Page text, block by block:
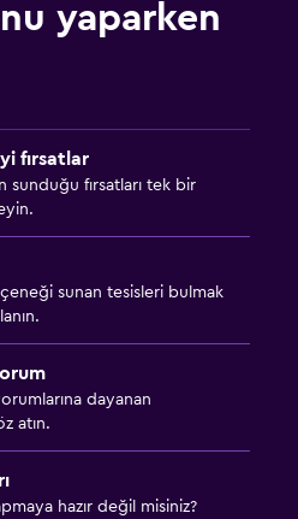
yaparken
fırsatlar
sunduğu fırsatları tek bir
sunan tesisleri bulmak
dayanan
atın.
hazır değil misiniz?